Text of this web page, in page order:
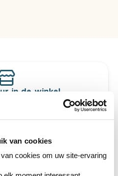
van cookies
cookies om uw site-ervaring
in de winkel
stalen van je
om kleuren te